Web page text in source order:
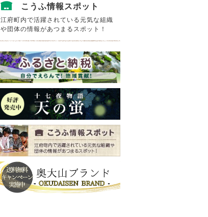
こうふ情報スポット
江府町内で活躍されている元気な組織
や団体の情報があつまるスポット！